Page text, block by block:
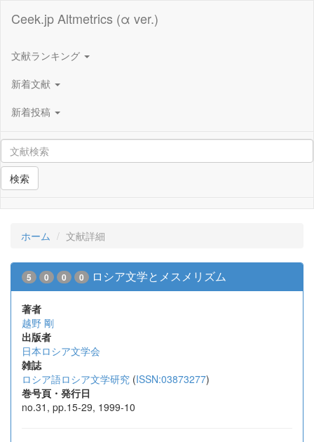
Ceek.jp Altmetrics (α ver.)
文献ランキング
新着文献
新着投稿
検索
ホーム 文献詳細
5 0 0 0 ロシア文学とメスメリズム
著者
越野 剛
出版者
日本ロシア文学会
雑誌
ロシア語ロシア文学研究 (ISSN:03873277)
巻号頁・発行日
no.31, pp.15-29, 1999-10